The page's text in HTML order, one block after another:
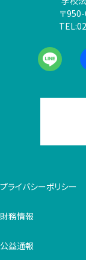
〒
プライバシーポリシー
財務情報
公益通報